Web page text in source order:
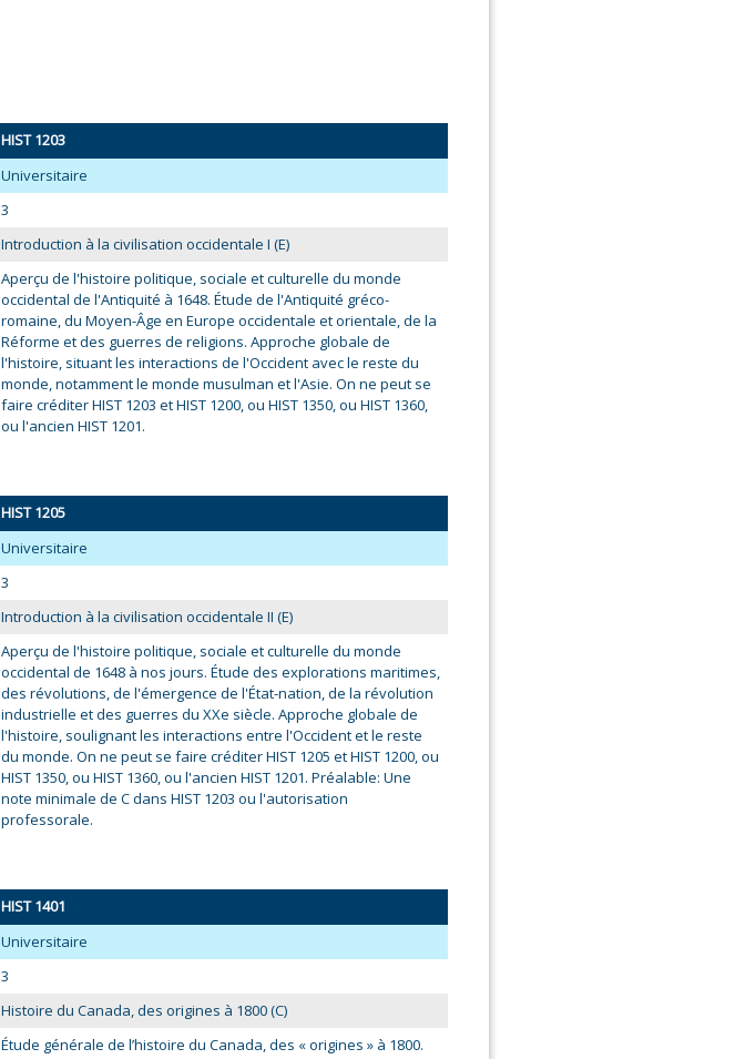
HIST 1203
Universitaire
3
Introduction à la civilisation occidentale I (E)
Aperçu de l'histoire politique, sociale et culturelle du monde
occidental de l'Antiquité à 1648. Étude de l'Antiquité gréco-
romaine, du Moyen-Âge en Europe occidentale et orientale, de la
Réforme et des guerres de religions. Approche globale de
l'histoire, situant les interactions de l'Occident avec le reste du
monde, notamment le monde musulman et l'Asie. On ne peut se
faire créditer HIST 1203 et HIST 1200, ou HIST 1350, ou HIST 1360,
ou l'ancien HIST 1201.
HIST 1205
Universitaire
3
Introduction à la civilisation occidentale II (E)
Aperçu de l'histoire politique, sociale et culturelle du monde
occidental de 1648 à nos jours. Étude des explorations maritimes,
des révolutions, de l'émergence de l'État-nation, de la révolution
industrielle et des guerres du XXe siècle. Approche globale de
l'histoire, soulignant les interactions entre l'Occident et le reste
du monde. On ne peut se faire créditer HIST 1205 et HIST 1200, ou
HIST 1350, ou HIST 1360, ou l'ancien HIST 1201. Préalable: Une
note minimale de C dans HIST 1203 ou l'autorisation
professorale.
HIST 1401
Universitaire
3
Histoire du Canada, des origines à 1800 (C)
Étude générale de l’histoire du Canada, des « origines » à 1800.